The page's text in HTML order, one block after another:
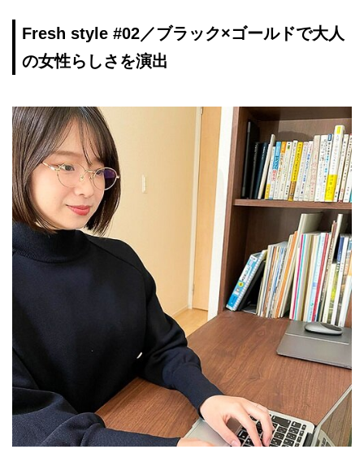
Fresh style #02／ブラック×ゴールドで大人
の女性らしさを演出